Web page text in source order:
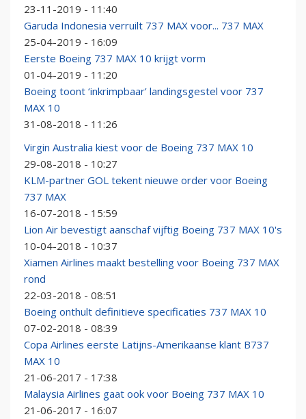
23-11-2019 - 11:40
Garuda Indonesia verruilt 737 MAX voor... 737 MAX
25-04-2019 - 16:09
Eerste Boeing 737 MAX 10 krijgt vorm
01-04-2019 - 11:20
Boeing toont ‘inkrimpbaar’ landingsgestel voor 737
MAX 10
31-08-2018 - 11:26
Virgin Australia kiest voor de Boeing 737 MAX 10
29-08-2018 - 10:27
KLM-partner GOL tekent nieuwe order voor Boeing
737 MAX
16-07-2018 - 15:59
Lion Air bevestigt aanschaf vijftig Boeing 737 MAX 10's
10-04-2018 - 10:37
Xiamen Airlines maakt bestelling voor Boeing 737 MAX
rond
22-03-2018 - 08:51
Boeing onthult definitieve specificaties 737 MAX 10
07-02-2018 - 08:39
Copa Airlines eerste Latijns-Amerikaanse klant B737
MAX 10
21-06-2017 - 17:38
Malaysia Airlines gaat ook voor Boeing 737 MAX 10
21-06-2017 - 16:07